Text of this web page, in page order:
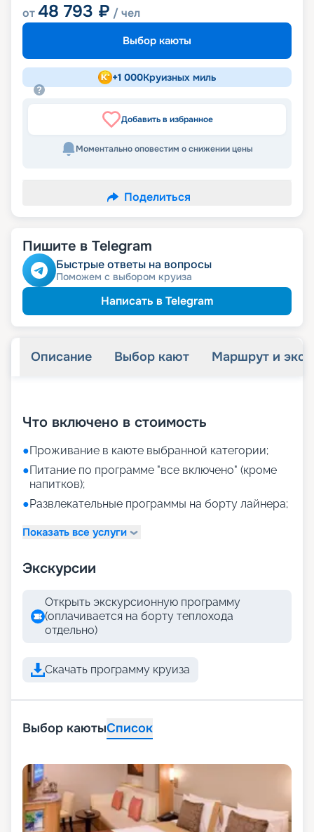
от48 793 ₽ / чел
Выбор каюты
+1 000Круизных миль
Добавить в избранное
Моментально оповестим о снижении цены
Поделиться
Пишите в Telegram
Быстрые ответы на вопросы
Поможем с выбором круиза
Написать в Telegram
Описание Выбор кают Маршрут и
Что включено в стоимость
●Проживание в каюте выбранной категории;
●Питание по программе "все включено" (кроме
напитков);
●Развлекательные программы на борту лайнера;
Показать все услуги
Экскурсии
Открыть экскурсионную программу
(оплачивается на борту теплохода
отдельно)
Скачать программу круиза
Выбор каютыСписок